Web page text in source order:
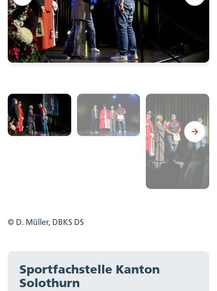
© D. Müller, DBKS DS
Sportfachstelle Kanton
Solothurn